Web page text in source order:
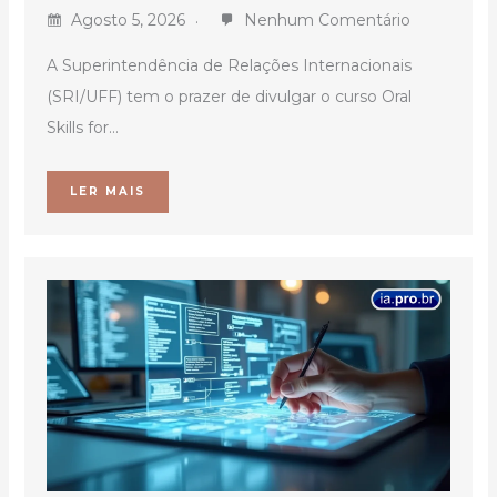
Agosto 5, 2026 Nenhum Comentário
A Superintendência de Relações Internacionais
(SRI/UFF) tem o prazer de divulgar o curso Oral
Skills for...
LER MAIS